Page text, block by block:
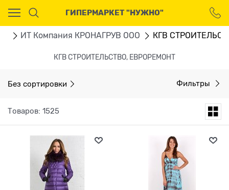
ГИПЕРМАРКЕТ "НУЖНО"
ИТ Компания КРОНАГРУВ ООО КГВ
КГВ СТРОИТЕЛЬСТВО, ЕВРОРЕМОНТ
Без сортировки Фильтры
Товаров: 1525
Ваш город - Москва,
угадали?
ДА НЕТ